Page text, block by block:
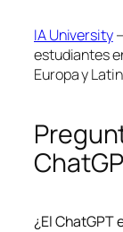
IA University
estudiantes
Europa y
¿El ChatGPT